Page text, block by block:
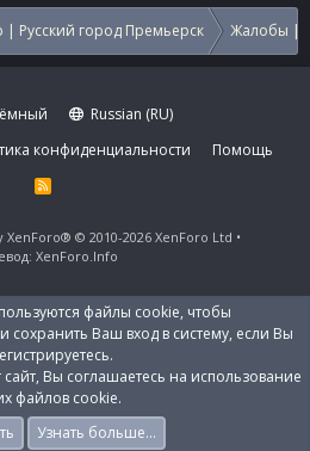
| Русский город Премьерск Жалобы |
Russian (RU)
конфиденциальности Помощь
R
S
XenForo® © 2010-2026 XenForo Ltd
XenForo.Info
файлы cookie, чтобы
сохранить Ваш вход в систему, если Вы
Вы соглашаетесь на использование
файлов cookie.
Узнать больше…